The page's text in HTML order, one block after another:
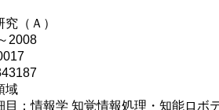
（Ａ）
2008
域
目：情報学 知覚情報処理・知能ロボ